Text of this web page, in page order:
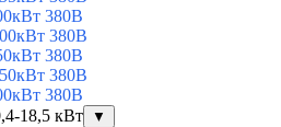
380В
380В
380В
380В
380В
18,5 кВт
▼